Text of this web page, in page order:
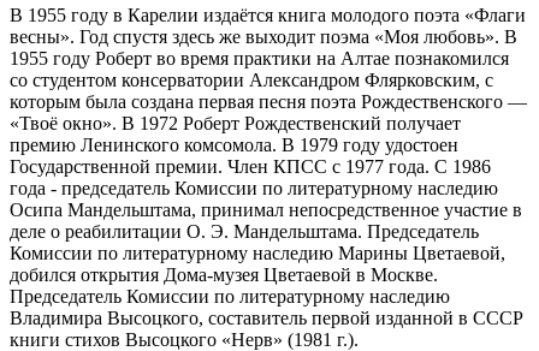
В 1955 году в Карелии издаётся книга молодого поэта «Флаги
весны». Год спустя здесь же выходит поэма «Моя любовь». В
1955 году Роберт во время практики на Алтае познакомился
со студентом консерватории Александром Флярковским, с
которым была создана первая песня поэта Рождественского —
«Твоё окно». В 1972 Роберт Рождественский получает
премию Ленинского комсомола. В 1979 году удостоен
Государственной премии. Член КПСС с 1977 года. С 1986
года - председатель Комиссии по литературному наследию
Осипа Мандельштама, принимал непосредственное участие в
деле о реабилитации О. Э. Мандельштама. Председатель
Комиссии по литературному наследию Марины Цветаевой,
добился открытия Дома-музея Цветаевой в Москве.
Председатель Комиссии по литературному наследию
Владимира Высоцкого, составитель первой изданной в СССР
книги стихов Высоцкого «Нерв» (1981 г.).